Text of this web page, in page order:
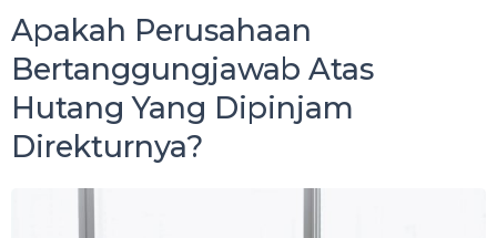
Apakah Perusahaan
Bertanggungjawab Atas
Hutang Yang Dipinjam
Direkturnya?